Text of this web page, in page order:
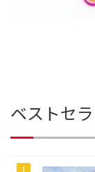
ベストセ